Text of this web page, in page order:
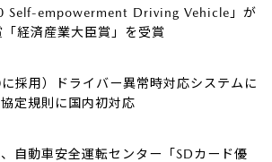
Self-empowerment Driving Vehicle」が
経済産業大臣賞」を受賞
採用）ドライバー異常時対応システムに
定規則に国内初対応
自動車安全運転センター「SDカード優